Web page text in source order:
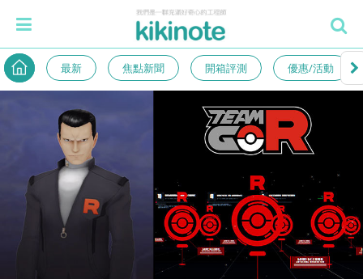
最新 焦點新聞 開箱評測 優惠/活動